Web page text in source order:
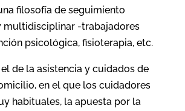
filosofía de seguimiento
multidisciplinar -trabajadores
psicológica, fisioterapia, etc.
el de la asistencia y cuidados de
en el que los cuidadores
habituales, la apuesta por la